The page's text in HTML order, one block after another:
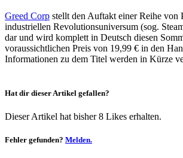
Greed Corp stellt den Auftakt einer Reihe von
industriellen Revolutionsuniversum (sog.
dar und wird komplett in Deutsch diesen
voraussichtlichen Preis von 19,99 € in den
Informationen zu dem Titel werden in Kürze
Hat dir dieser Artikel gefallen?
Dieser Artikel hat bisher 8 Likes erhalten.
Fehler gefunden? Melden.